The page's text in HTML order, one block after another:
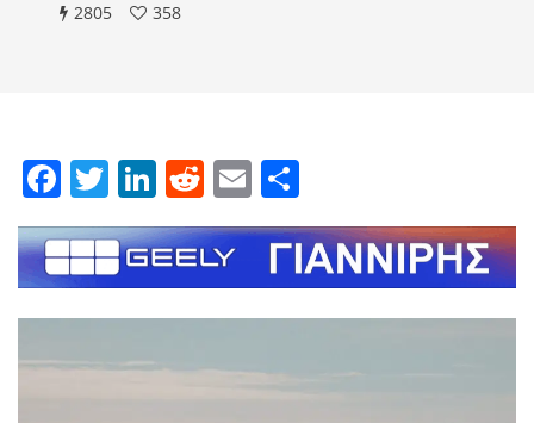
2805 358
Facebook
Twitter
LinkedIn
Reddit
Email